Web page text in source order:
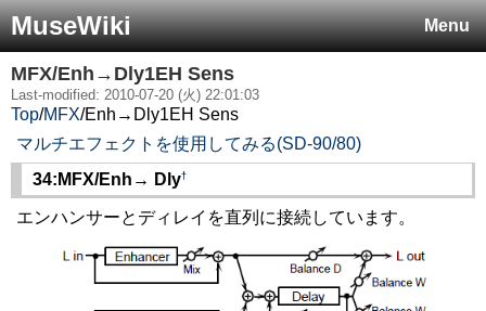
Menu
MuseWiki
MFX/Enh→Dly1EH Sens
Last-modified: 2010-07-20 (火) 22:01:03
Top/MFX/Enh→Dly1EH Sens
マルチエフェクトを使用してみる(SD-90/80)
34:MFX/Enh→ Dly†
エンハンサーとディレイを直列に接続しています。